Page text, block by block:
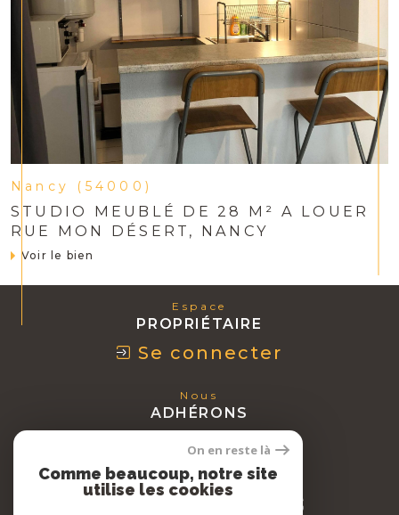
Nancy (54000)
STUDIO MEUBLÉ DE 28 M² A LOUER
RUE MON DÉSERT, NANCY
Voir le bien
Espace
PROPRIÉTAIRE
Se connecter
Nous
ADHÉRONS
On en reste là
Comme beaucoup, notre site
utilise les cookies